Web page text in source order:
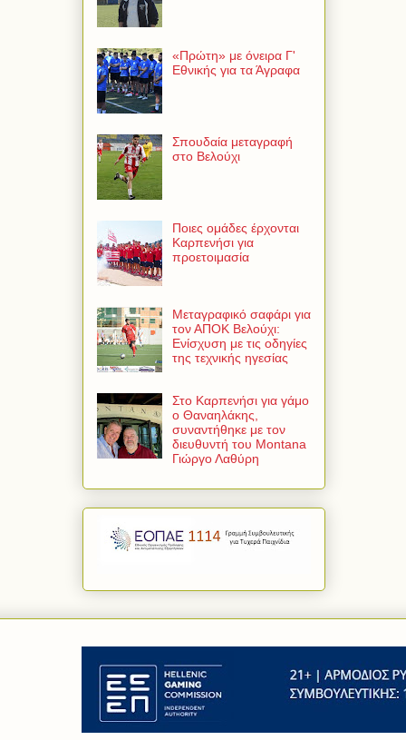
«Πρώτη» με όνειρα Γ'
Εθνικής για τα Άγραφα
Σπουδαία μεταγραφή
στο Βελούχι
Ποιες ομάδες έρχονται
Καρπενήσι για
προετοιμασία
Μεταγραφικό σαφάρι για
τον ΑΠΟΚ Βελούχι:
Ενίσχυση με τις οδηγίες
της τεχνικής ηγεσίας
Στο Καρπενήσι για γάμο
ο Θαναηλάκης,
συναντήθηκε με τον
διευθυντή του Montana
Γιώργο Λαθύρη